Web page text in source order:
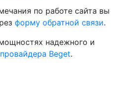
по работе сайта вы
форму обратной связи.
надежного и
Beget.